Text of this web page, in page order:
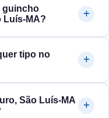
guincho
tipo no
São Luís‑MA